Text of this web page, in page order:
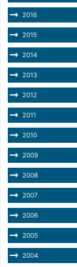
2016
2015
2014
2013
2012
2011
2010
2009
2008
2007
2006
2005
2004